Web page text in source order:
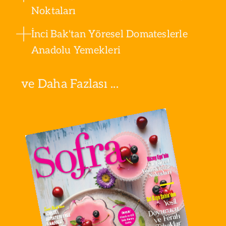
Noktaları
İnci Bak'tan Yöresel Domateslerle
Anadolu Yemekleri
ve Daha Fazlası ...